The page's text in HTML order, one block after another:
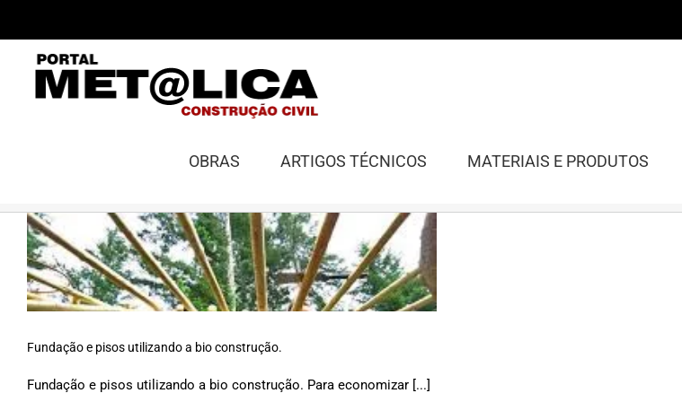
conteúdo
OBRAS ARTIGOS TÉCNICOS MATERIAIS E PRODUTOS
Fundação e pisos utilizando a bio construção.
Fundação e pisos utilizando a bio construção. Para economizar [...]